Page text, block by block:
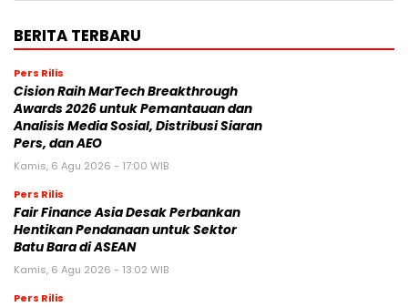
BERITA TERBARU
Pers Rilis
Cision Raih MarTech Breakthrough
Awards 2026 untuk Pemantauan dan
Analisis Media Sosial, Distribusi Siaran
Pers, dan AEO
Kamis, 6 Agu 2026 - 17:00 WIB
Pers Rilis
Fair Finance Asia Desak Perbankan
Hentikan Pendanaan untuk Sektor
Batu Bara di ASEAN
Kamis, 6 Agu 2026 - 13:02 WIB
Pers Rilis